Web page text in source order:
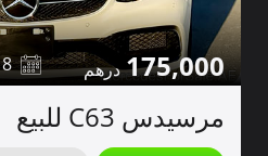
175,000
مرسيدس C63 للبيع